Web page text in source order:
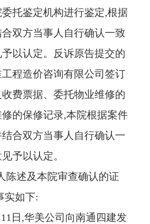
托鉴定机构进行鉴定,根据
双方当事人自行确认一致
以认定。反诉原告提交的
程造价咨询有限公司签订
费票据、委托物业维修的
的保修记录,本院根据案件
合双方当事人自行确认一
予以认定。
陈述及本院审查确认的证
实如下:
11日,华美公司向南通四建发